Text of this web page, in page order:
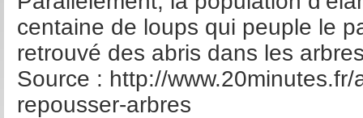
centaine de loups qui peuple le
retrouvé des abris dans les
Source : http://
repousser-arbres